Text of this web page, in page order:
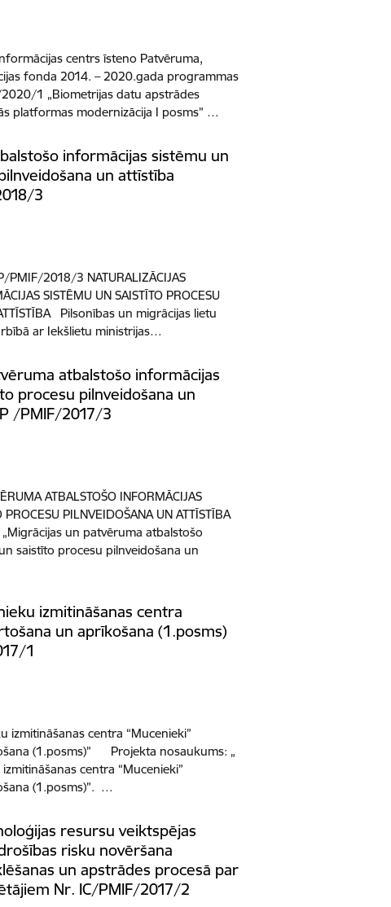
centrs īsteno Patvēruma,
fonda 2014. – 2020.gada programmas
1 „Biometrijas datu apstrādes
platformas modernizācija I posms” …
informācijas sistēmu un
un attīstība
3
PMIF/2018/3 NATURALIZĀCIJAS
SISTĒMU UN SAISTĪTO PROCESU
Pilsonības un migrācijas lietu
ar Iekšlietu ministrijas…
atbalstošo informācijas
procesu pilnveidošana un
/PMIF/2017/3
ATBALSTOŠO INFORMĀCIJAS
PROCESU PILNVEIDOŠANA UN ATTĪSTĪBA
un patvēruma atbalstošo
saistīto procesu pilnveidošana un
izmitināšanas centra
un aprīkošana (1.posms)
1
izmitināšanas centra “Mucenieki”
(1.posms)” Projekta nosaukums: „
centra “Mucenieki”
(1.posms)”. …
resursu veiktspējas
risku novēršana
un apstrādes procesā par
Nr. IC/PMIF/2017/2